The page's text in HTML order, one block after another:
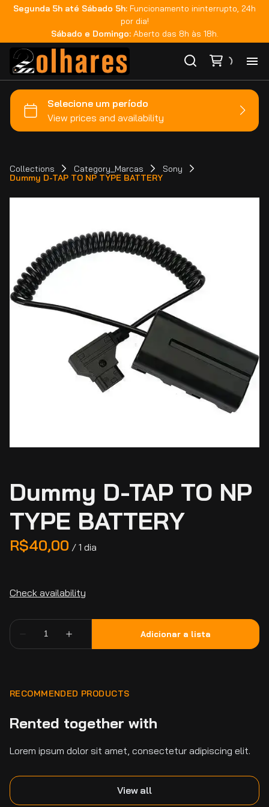
Segunda 5h até Sábado 5h: Funcionamento ininterrupto, 24h
por dia!
Sábado e Domingo: Aberto das 8h às 18h.
Collections Category_Marcas
Sony
Dummy D-TAP TO NP TYPE BATTERY
Dummy D-TAP TO NP
TYPE BATTERY
/
RECOMMENDED PRODUCTS
Rented together with
Lorem ipsum dolor sit amet, consectetur adipiscing elit.
View all